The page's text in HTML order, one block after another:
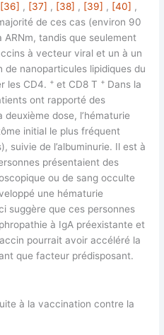
[36] , [37] , [38] , [39] , [40] ,
de ces cas (environ 90
tandis que seulement
à vecteur viral et un à un
nanoparticules lipidiques du
les CD4. + et CD8 T + Dans la
ont rapporté des
dose, l’hématurie
initial le plus fréquent
suivie de l’albuminurie. Il est à
présentaient des
ou de sang occulte
une hématurie
suggère que ces personnes
à IgA préexistante et
pourrait avoir accéléré la
que facteur prédisposant.
à la vaccination contre la